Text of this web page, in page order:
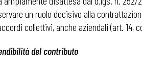
un ruolo decisivo alla
collettivi, anche aziendali (art. 14,
del contributo